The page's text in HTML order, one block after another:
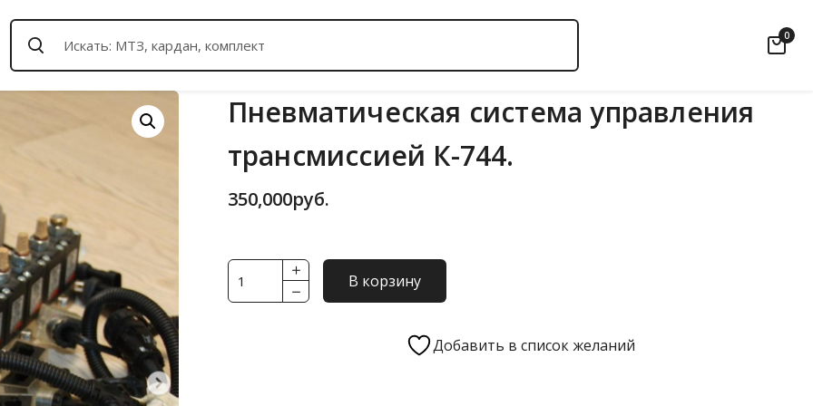
0
Пневматическая система управления
трансмиссией К-744.
350,000руб.
Количество
товара
В корзину
Добавить в список желаний